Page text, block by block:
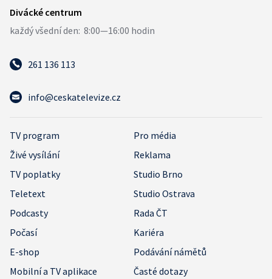
261 136 113
info@ceskatelevize.cz
TV program
Pro média
Živé vysílání
Reklama
TV poplatky
Studio Brno
Teletext
Studio Ostrava
Podcasty
Rada ČT
Počasí
Kariéra
E-shop
Podávání námětů
Mobilní a TV aplikace
Časté dotazy